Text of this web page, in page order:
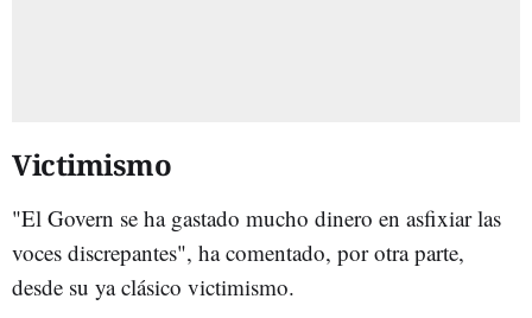
Victimismo
"El Govern se ha gastado mucho dinero en asfixiar las
voces discrepantes", ha comentado, por otra parte,
desde su ya clásico victimismo.